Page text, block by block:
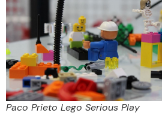
Paco Prieto Lego Serious Play